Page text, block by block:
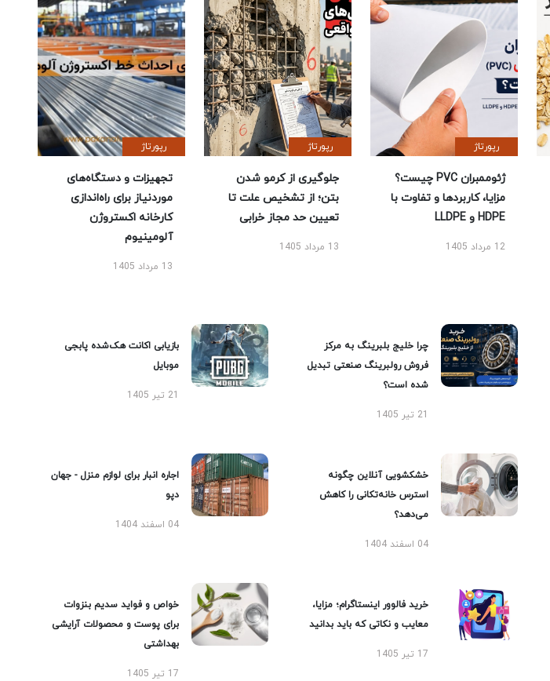
رپورتاژ
ژئوممبران PVC چیست؟
مزایا، کاربردها و تفاوت با
HDPE و LLDPE
12 مرداد 1405
رپورتاژ
جلوگیری از کرمو شدن
بتن؛ از تشخیص علت تا
تعیین حد مجاز خرابی
13 مرداد 1405
رپورتاژ
تجهیزات و دستگاه‌های
موردنیاز برای راه‌اندازی
کارخانه اکستروژن
آلومینیوم
13 مرداد 1405
چرا خلیج بلبرینگ به مرکز
فروش رولبرینگ صنعتی تبدیل
شده است؟
21 تیر 1405
بازیابی اکانت هک‌شده پابجی
موبایل
21 تیر 1405
خشکشویی آنلاین چگونه
استرس خانه‌تکانی را کاهش
می‌دهد؟
04 اسفند 1404
اجاره انبار برای لوازم منزل - جهان
دپو
04 اسفند 1404
خرید فالوور اینستاگرام؛ مزایا،
معایب و نکاتی که باید بدانید
17 تیر 1405
خواص و فواید سدیم بنزوات
برای پوست و محصولات آرایشی
بهداشتی
17 تیر 1405